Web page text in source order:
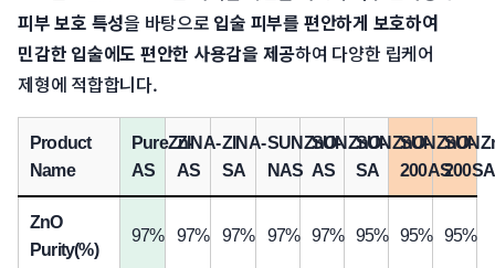
피부 보호 특성을 바탕으로 입술 피부를 편안하게 보호하여
민감한 입술에도 편안한 사용감을 제공하여 다양한 립케어
제형에 적합합니다.
Product
Name
PureZn-
AS
ZINA-
AS
ZINA-
SA
SUNZnO-
NAS
SUNZnO-
AS
SUNZnO-
SA
SUNZnO-
200AS200SA
ZnO
Purity(%)
97% 97% 97% 97% 97% 95% 95% 95%